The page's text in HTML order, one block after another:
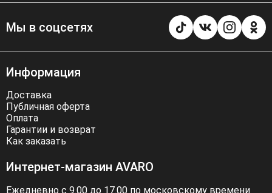
Мы в соцсетях
Информация
Доставка
Публичная оферта
Оплата
Гарантии и возврат
Как заказать
Интернет-магазин AVARO
Ежедневно с 9.00 до 17.00 по московскому времени